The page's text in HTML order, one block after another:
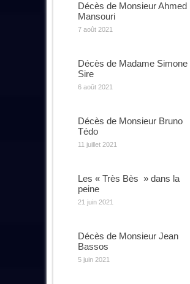
Décès de Monsieur Ahmed
Mansouri
7 août 2021
Décès de Madame Simone
Sire
6 août 2021
Décès de Monsieur Bruno
Tédo
11 juillet 2021
Les « Très Bès » dans la
peine
21 juin 2021
Décès de Monsieur Jean
Bassos
5 juin 2021